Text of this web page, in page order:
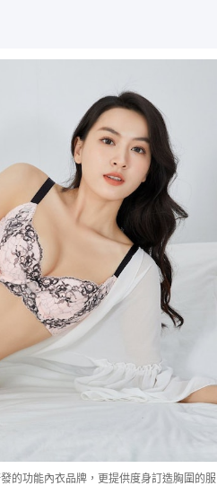
的功能內衣品牌，更提供度身訂造胸圍的服